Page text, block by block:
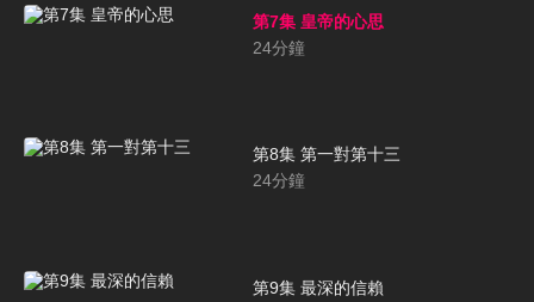
第7集 皇帝的心思
24分鐘
第8集 第一對第十三
24分鐘
第9集 最深的信賴